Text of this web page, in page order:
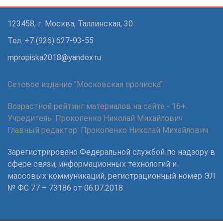
123458, г. Москва, Таллинская, 30
Тел. +7 (926) 627-93-55
mpropiska2018@yandex.ru
Сетевое издание "Московская прописка"
Возрастной рейтинг материалов на сайте - 16+.
Учредитель: Прокопенко Николай Михайлович
Главный редактор: Прокопенко Николай Михайлович
Зарегистрировано Федеральной службой по надзору в
сфере связи, информационных технологий и
массовых коммуникаций, регистрационный номер ЭЛ
№ ФС 77 – 73186 от 06.07.2018